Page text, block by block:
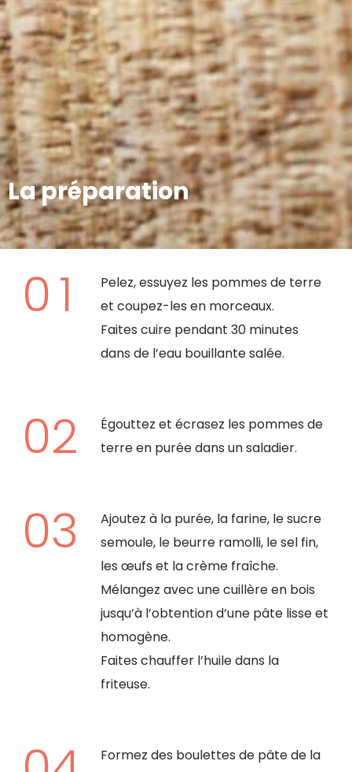
La préparation
Pelez, essuyez les pommes de terre
et coupez-les en morceaux.
Faites cuire pendant 30 minutes
dans de l’eau bouillante salée.
Égouttez et écrasez les pommes de
terre en purée dans un saladier.
Ajoutez à la purée, la farine, le sucre
semoule, le beurre ramolli, le sel fin,
les œufs et la crème fraîche.
Mélangez avec une cuillère en bois
jusqu’à l’obtention d’une pâte lisse et
homogène.
Faites chauffer l’huile dans la
friteuse.
Formez des boulettes de pâte de la